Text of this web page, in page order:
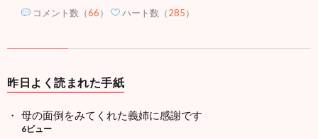
コメント数 （66） ハート数（285）
昨日よく読まれた手紙
母の面倒をみてくれた義姉に感謝です
6ビュー